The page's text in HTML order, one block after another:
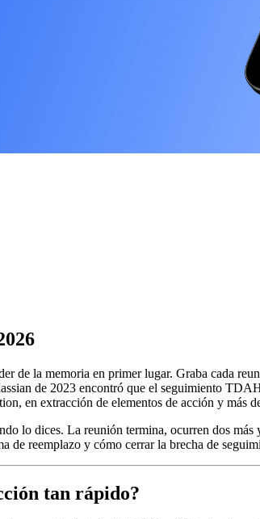
de la memoria en primer lugar. Graba cada
de 2023 encontró que el seguimiento
en extracción de elementos de acción y más
lo dices. La reunión termina, ocurren dos más
de reemplazo y cómo cerrar la brecha de
tan rápido?